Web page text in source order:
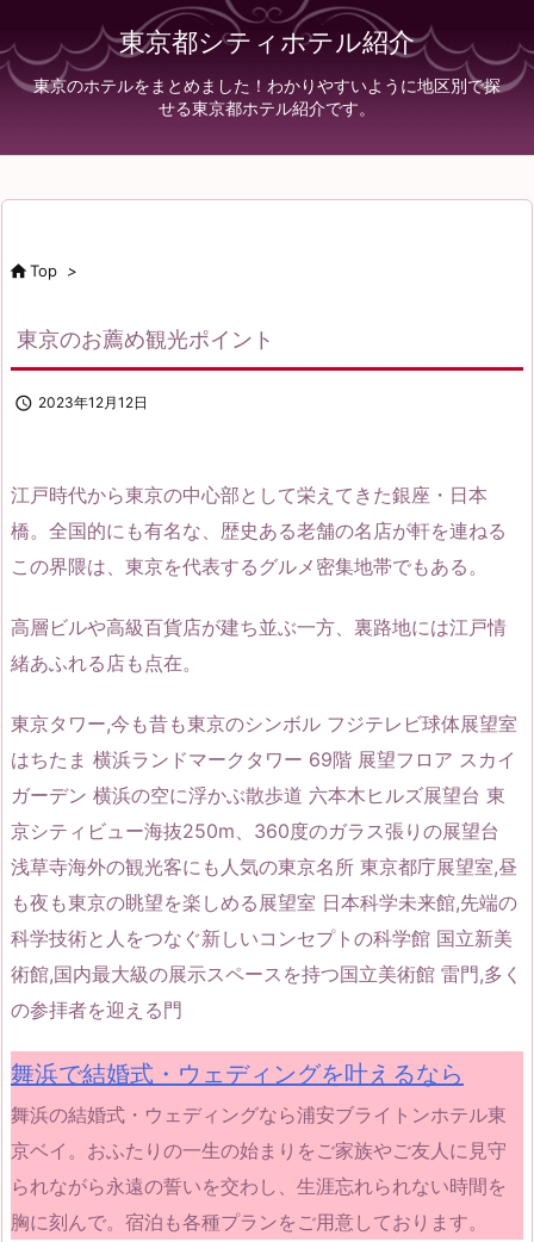
東京都シティホテル紹介
東京のホテルをまとめました！わかりやすいように地区別で探
せる東京都ホテル紹介です。
Top >
東京のお薦め観光ポイント
 2023年12月12日
江戸時代から東京の中心部として栄えてきた銀座・日本
橋。全国的にも有名な、歴史ある老舗の名店が軒を連ねる
この界隈は、東京を代表するグルメ密集地帯でもある。
高層ビルや高級百貨店が建ち並ぶ一方、裏路地には江戸情
緒あふれる店も点在。
東京タワー,今も昔も東京のシンボル フジテレビ球体展望室
はちたま 横浜ランドマークタワー 69階 展望フロア スカイ
ガーデン 横浜の空に浮かぶ散歩道 六本木ヒルズ展望台 東
京シティビュー海抜250m、360度のガラス張りの展望台
浅草寺海外の観光客にも人気の東京名所 東京都庁展望室,昼
も夜も東京の眺望を楽しめる展望室 日本科学未来館,先端の
科学技術と人をつなぐ新しいコンセプトの科学館 国立新美
術館,国内最大級の展示スペースを持つ国立美術館 雷門,多く
の参拝者を迎える門
舞浜で結婚式・ウェディングを叶えるなら
舞浜の結婚式・ウェディングなら浦安ブライトンホテル東
京ベイ。おふたりの一生の始まりをご家族やご友人に見守
られながら永遠の誓いを交わし、生涯忘れられない時間を
胸に刻んで。宿泊も各種プランをご用意しております。